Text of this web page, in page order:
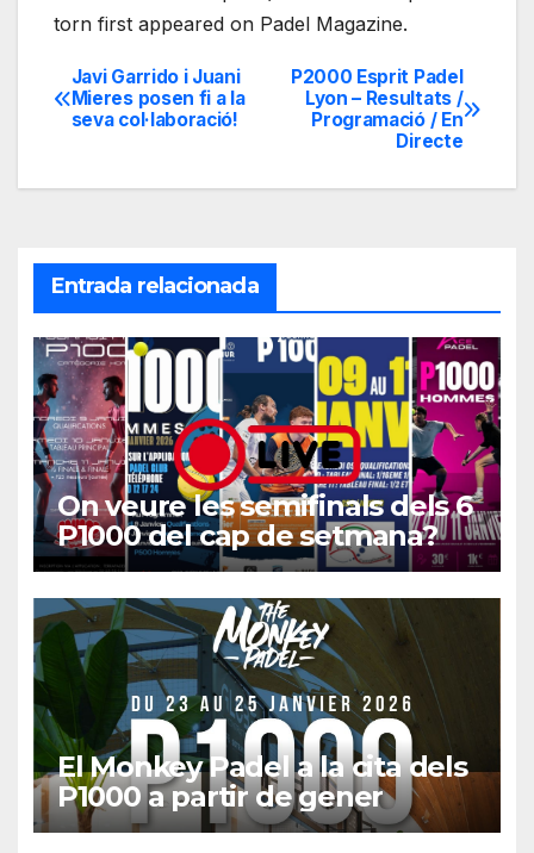
torn first appeared on Padel Magazine.
Navegación
de
entradas
P2000 Esprit Padel
Lyon – Resultats /
Programació / En
Directe
Javi Garrido i Juani
Mieres posen fi a la
seva col·laboració!
Entrada relacionada
On veure les semifinals dels 6
P1000 del cap de setmana?
El Monkey Padel a la cita dels
P1000 a partir de gener